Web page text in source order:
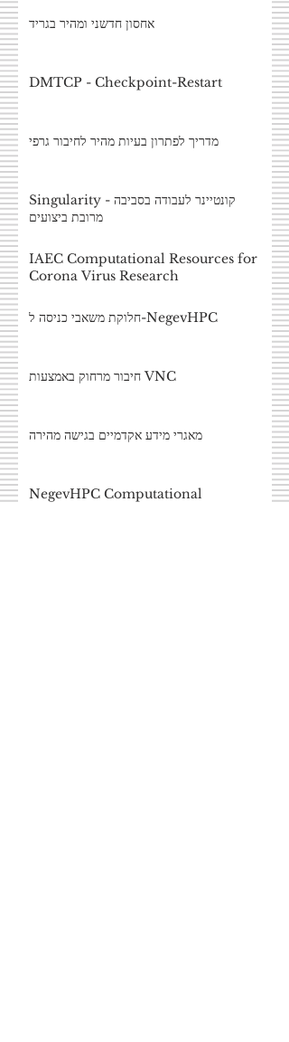
אחסון חדשני ומהיר בגריד
DMTCP - Checkpoint-Restart
מדריך לפתרון בעיות מהיר לחיבור גרפי
Singularity - קונטיינר לעבודה בסביבה
מרובת ביצועים
IAEC Computational Resources for
Corona Virus Research
חלוקת משאבי כניסה ל-NegevHPC
חיבור מרחוק באמצעות VNC
מאגרי מידע אקדמיים בגישה מהירה
NegevHPC Computational